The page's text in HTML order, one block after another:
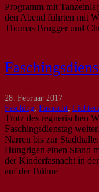
Programm mit
den Abend führten mit
Thomas Brugger und
28. Februar 2017
Fasching, Fasnacht,
Trotz des regnerischen
Faschingsdienstag
Narren bis zur
Hungrigen einen Stand
der Kinderfasnacht in
auf der Bühne